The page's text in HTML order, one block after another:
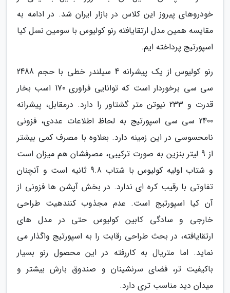
خودروهای پیروز این کلاس در بازار ایران شد. در ادامه به
مقایسه همین مدل ارتقایافته رنو کولیوس با سومین نسل کیا
اسپورتیج پرداخته ایم.
رنو کولیوس از یک پیشرانه 4 سیلندر خطی با حجم 2488
سی سی برخوردار است که توانایی فراوری 170 اسب بخار
قدرت و 233 نیوتن متر گشتاور را دارد. درمقابل، پیشرانه
2400 سی سی اسپورتیج به لحاظ اطلاعات عددی، فزونی
نامحسوسی در این زمینه دارد. بعلاوه با مصرف کمی بیشتر
از 9 لیتر بنزین به صورت ترکیبی، مصرفشان هم میزان است
و شتاب اولیه کولیوس با شتاب 9.8 ثانیه است و آنچنان
تفاوتی با رقیب کره ای ندارد. در بخش آپشن ها فزونی از
آن کیا اسپورتیج است. عدم مجذوب کنندهیت طراحی
خارجی و سادگی کابین کولیوس حتی در مدل های
ارتقایافته، در بحث طراحی رقابت را به اسپورتیج واگذار می
نماید. اما متریال به کاررفته در این محصول رنو بسیار
باکیفیت تر، فضای سرنشینان و صندوق بارش بیشتر و
میدان دید مناسب تری دارد.